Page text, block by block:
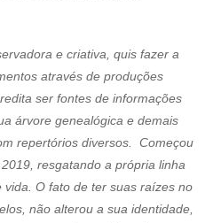
e criativa, quis fazer a
através de produções
ser fontes de informações
árvore genealógica e demais
repertórios diversos. Começou
resgatando a própria linha
O fato de ter suas raízes no
não alterou a sua identidade,